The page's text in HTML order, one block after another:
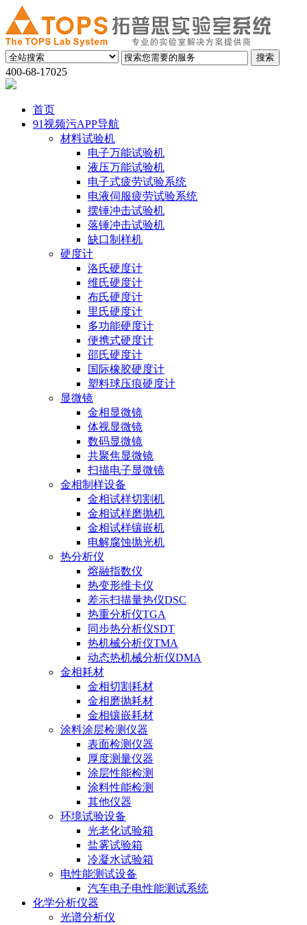
400-68-17025
首页
91视频污APP导航
材料试验机
电子万能试验机
液压万能试验机
电子式疲劳试验系统
电液伺服疲劳试验系统
摆锤冲击试验机
落锤冲击试验机
缺口制样机
硬度计
洛氏硬度计
维氏硬度计
布氏硬度计
里氏硬度计
多功能硬度计
便携式硬度计
邵氏硬度计
国际橡胶硬度计
塑料球压痕硬度计
显微镜
金相显微镜
体视显微镜
数码显微镜
共聚焦显微镜
扫描电子显微镜
金相制样设备
金相试样切割机
金相试样磨抛机
金相试样镶嵌机
电解腐蚀抛光机
热分析仪
熔融指数仪
热变形维卡仪
差示扫描量热仪DSC
热重分析仪TGA
同步热分析仪SDT
热机械分析仪TMA
动态热机械分析仪DMA
金相耗材
金相切割耗材
金相磨抛耗材
金相镶嵌耗材
涂料涂层检测仪器
表面检测仪器
厚度测量仪器
涂层性能检测
涂料性能检测
其他仪器
环境试验设备
光老化试验箱
盐雾试验箱
冷凝水试验箱
电性能测试设备
汽车电子电性能测试系统
化学分析仪器
光谱分析仪